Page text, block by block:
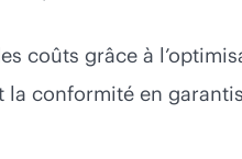
coûts grâce à
la conformité en